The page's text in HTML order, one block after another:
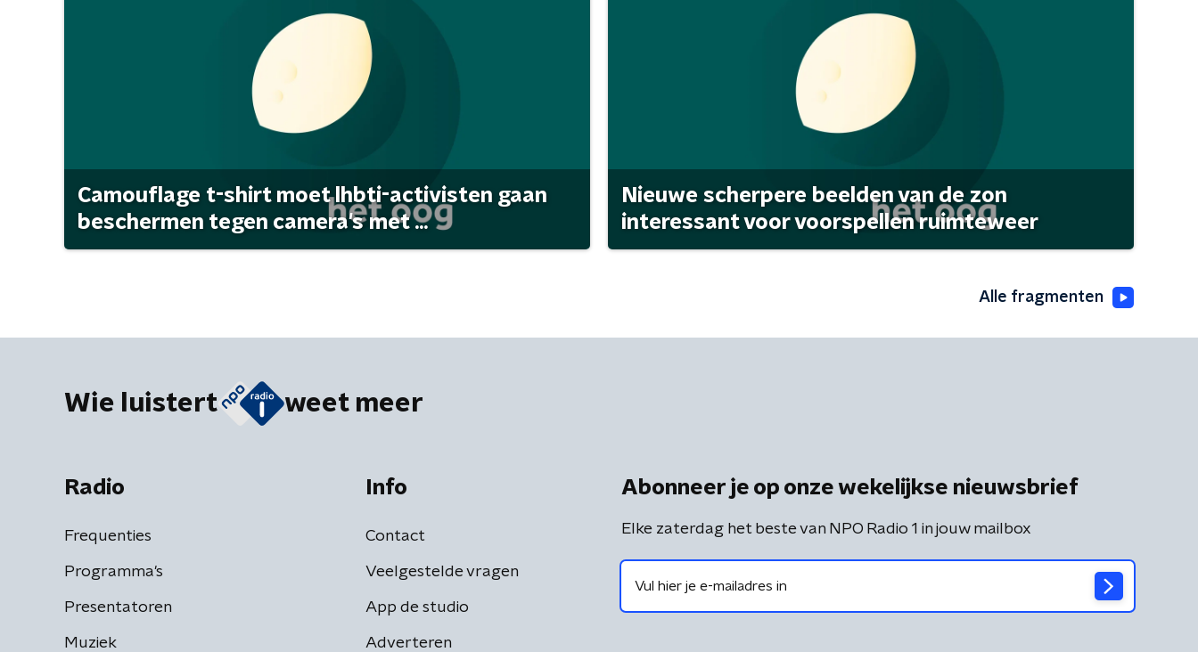
Camouflage t-shirt moet lhbti-activisten gaan
beschermen tegen camera's met ...
Nieuwe scherpere beelden van de zon
interessant voor voorspellen ruimteweer
Alle fragmenten
Wie luistert weet meer
Radio
Frequenties
Programma's
Presentatoren
Muziek
Info
Contact
Veelgestelde vragen
App de studio
Adverteren
Abonneer je op onze wekelijkse nieuwsbrief
Elke zaterdag het beste van NPO Radio 1 in jouw mailbox